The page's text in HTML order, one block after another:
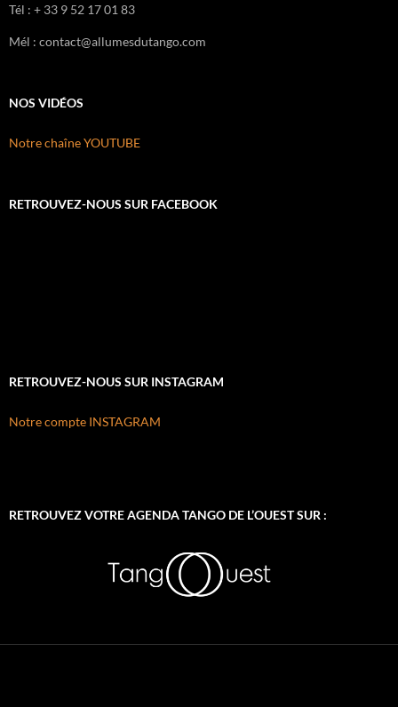
Tél : + 33 9 52 17 01 83
Mél : contact@allumesdutango.com
NOS VIDÉOS
Notre chaîne YOUTUBE
RETROUVEZ-NOUS SUR FACEBOOK
RETROUVEZ-NOUS SUR INSTAGRAM
Notre compte INSTAGRAM
RETROUVEZ VOTRE AGENDA TANGO DE L’OUEST SUR :